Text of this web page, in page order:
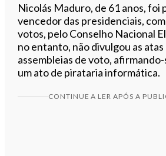
Nicolás Maduro, de 61 anos, foi
vencedor das presidenciais,
votos, pelo Conselho Nacional
no entanto, não divulgou as atas
assembleias de voto,
um ato de pirataria informática.
CONTINUE A LER APÓS A